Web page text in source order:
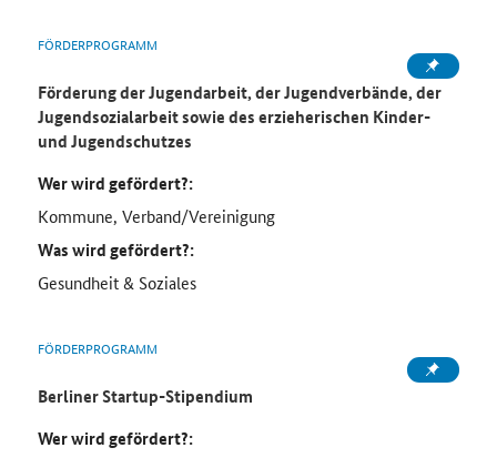
FÖRDERPROGRAMM
Förderung der Jugendarbeit, der Jugendverbände, der
Jugendsozialarbeit sowie des erzieherischen Kinder-
und Jugendschutzes
Wer wird gefördert?:
Kommune, Verband/Vereinigung
Was wird gefördert?:
Gesundheit & Soziales
FÖRDERPROGRAMM
Berliner Startup-Stipendium
Wer wird gefördert?: